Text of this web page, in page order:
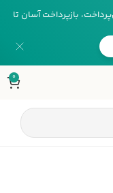
بازپرداخت آسان تا
0